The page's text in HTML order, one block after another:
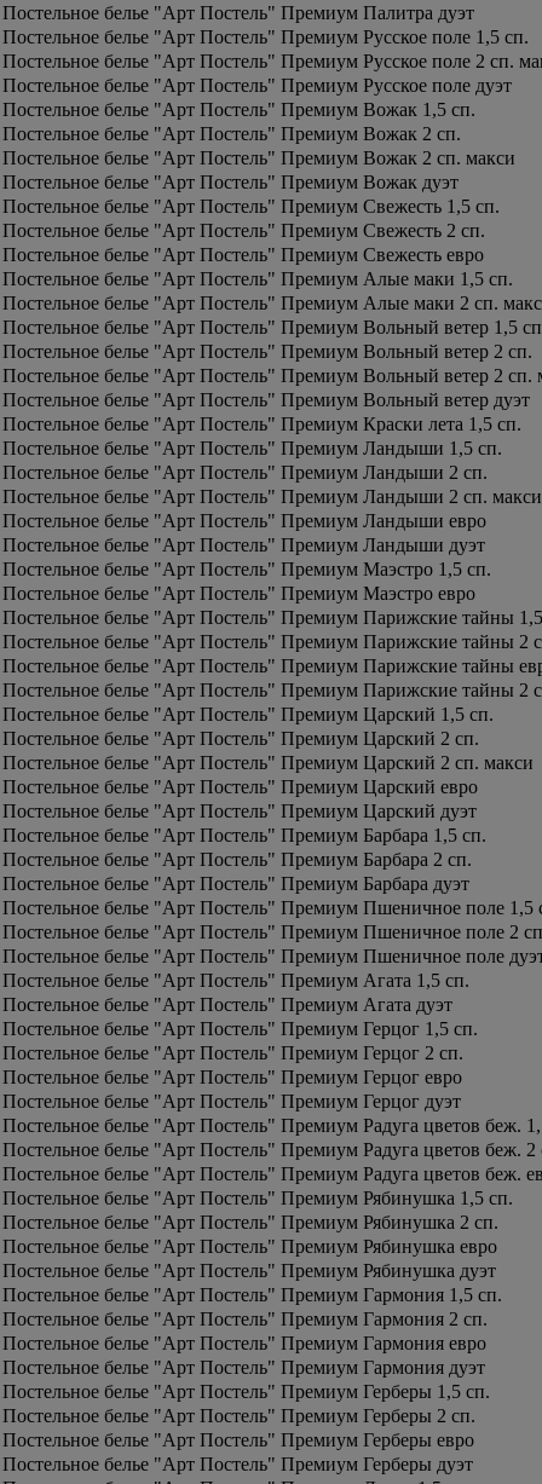
Постельное белье "Арт Постель" Премиум Палитра дуэт
Постельное белье "Арт Постель" Премиум Русское поле 1,5 сп.
Постельное белье "Арт Постель" Премиум Русское поле 2 сп.
Постельное белье "Арт Постель" Премиум Русское поле дуэт
Постельное белье "Арт Постель" Премиум Вожак 1,5 сп.
Постельное белье "Арт Постель" Премиум Вожак 2 сп.
Постельное белье "Арт Постель" Премиум Вожак 2 сп. макси
Постельное белье "Арт Постель" Премиум Вожак дуэт
Постельное белье "Арт Постель" Премиум Свежесть 1,5 сп.
Постельное белье "Арт Постель" Премиум Свежесть 2 сп.
Постельное белье "Арт Постель" Премиум Свежесть евро
Постельное белье "Арт Постель" Премиум Алые маки 1,5 сп.
Постельное белье "Арт Постель" Премиум Алые маки 2 сп.
Постельное белье "Арт Постель" Премиум Вольный ветер 1,5
Постельное белье "Арт Постель" Премиум Вольный ветер 2 сп.
Постельное белье "Арт Постель" Премиум Вольный ветер 2 сп.
Постельное белье "Арт Постель" Премиум Вольный ветер дуэт
Постельное белье "Арт Постель" Премиум Краски лета 1,5 сп.
Постельное белье "Арт Постель" Премиум Ландыши 1,5 сп.
Постельное белье "Арт Постель" Премиум Ландыши 2 сп.
Постельное белье "Арт Постель" Премиум Ландыши 2 сп. макси
Постельное белье "Арт Постель" Премиум Ландыши евро
Постельное белье "Арт Постель" Премиум Ландыши дуэт
Постельное белье "Арт Постель" Премиум Маэстро 1,5 сп.
Постельное белье "Арт Постель" Премиум Маэстро евро
Постельное белье "Арт Постель" Премиум Парижские тайны
Постельное белье "Арт Постель" Премиум Парижские тайны 2
Постельное белье "Арт Постель" Премиум Парижские тайны
Постельное белье "Арт Постель" Премиум Парижские тайны 2
Постельное белье "Арт Постель" Премиум Царский 1,5 сп.
Постельное белье "Арт Постель" Премиум Царский 2 сп.
Постельное белье "Арт Постель" Премиум Царский 2 сп. макси
Постельное белье "Арт Постель" Премиум Царский евро
Постельное белье "Арт Постель" Премиум Царский дуэт
Постельное белье "Арт Постель" Премиум Барбара 1,5 сп.
Постельное белье "Арт Постель" Премиум Барбара 2 сп.
Постельное белье "Арт Постель" Премиум Барбара дуэт
Постельное белье "Арт Постель" Премиум Пшеничное поле 1,5
Постельное белье "Арт Постель" Премиум Пшеничное поле 2
Постельное белье "Арт Постель" Премиум Пшеничное поле
Постельное белье "Арт Постель" Премиум Агата 1,5 сп.
Постельное белье "Арт Постель" Премиум Агата дуэт
Постельное белье "Арт Постель" Премиум Герцог 1,5 сп.
Постельное белье "Арт Постель" Премиум Герцог 2 сп.
Постельное белье "Арт Постель" Премиум Герцог евро
Постельное белье "Арт Постель" Премиум Герцог дуэт
Постельное белье "Арт Постель" Премиум Радуга цветов беж.
Постельное белье "Арт Постель" Премиум Радуга цветов беж. 2
Постельное белье "Арт Постель" Премиум Радуга цветов беж.
Постельное белье "Арт Постель" Премиум Рябинушка 1,5 сп.
Постельное белье "Арт Постель" Премиум Рябинушка 2 сп.
Постельное белье "Арт Постель" Премиум Рябинушка евро
Постельное белье "Арт Постель" Премиум Рябинушка дуэт
Постельное белье "Арт Постель" Премиум Гармония 1,5 сп.
Постельное белье "Арт Постель" Премиум Гармония 2 сп.
Постельное белье "Арт Постель" Премиум Гармония евро
Постельное белье "Арт Постель" Премиум Гармония дуэт
Постельное белье "Арт Постель" Премиум Герберы 1,5 сп.
Постельное белье "Арт Постель" Премиум Герберы 2 сп.
Постельное белье "Арт Постель" Премиум Герберы евро
Постельное белье "Арт Постель" Премиум Герберы дуэт